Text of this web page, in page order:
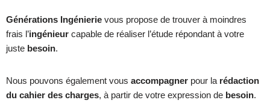
Générations Ingénierie vous propose de trouver à moindres
frais l’ingénieur capable de réaliser l’étude répondant à votre
juste besoin.
Nous pouvons également vous accompagner pour la rédaction
du cahier des charges, à partir de votre expression de besoin.